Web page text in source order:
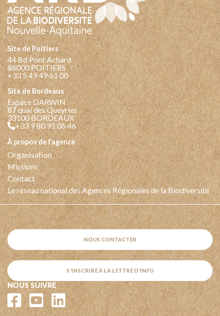
Site de Poitiers
44 Bd Pont Achard
86000 POITIERS
+33 5 49 49 61 00
Site de Bordeaux
Espace DARWIN
87 quai des Queyries
33100 BORDEAUX
+33 9 80 91 06 46
à propos de l’agence
Organisation
Missions
Contact
Le réseau national des Agences Régionales de la Biodiversité
NOUS CONTACTER
S'INSCRIRE À LA LETTRE D'INFO
NOUS SUIVRE